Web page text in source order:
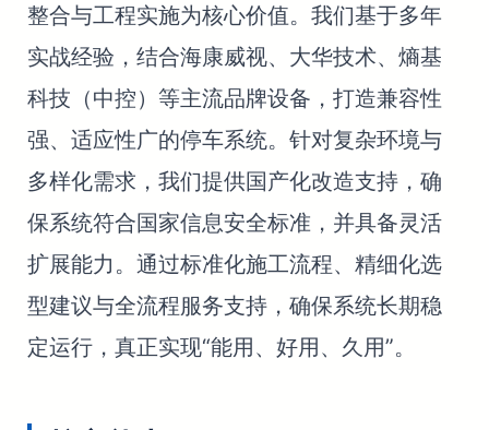
整合与工程实施为核心价值。我们基于多年
实战经验，结合海康威视、大华技术、熵基
科技（中控）等主流品牌设备，打造兼容性
强、适应性广的停车系统。针对复杂环境与
多样化需求，我们提供国产化改造支持，确
保系统符合国家信息安全标准，并具备灵活
扩展能力。通过标准化施工流程、精细化选
型建议与全流程服务支持，确保系统长期稳
定运行，真正实现“能用、好用、久用”。